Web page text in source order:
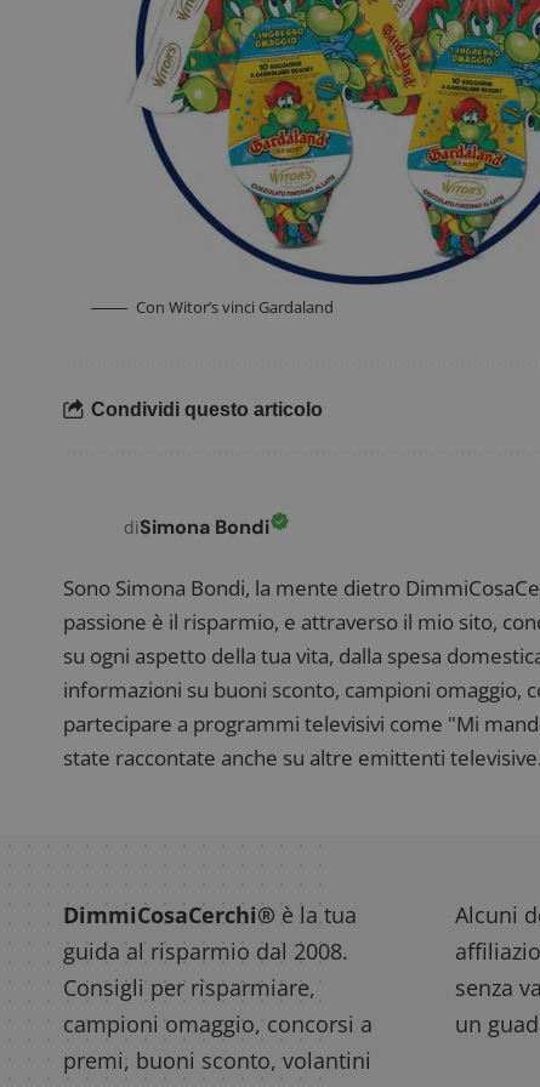
Con Witor’s vinci Gardaland
Condividi questo articolo
diSimona Bondi
Sono Simona Bondi, la mente dietro
passione è il risparmio, e attraverso il mio sito,
su ogni aspetto della tua vita, dalla spesa
informazioni su buoni sconto, campioni omaggio,
partecipare a programmi televisivi come "Mi
state raccontate anche su altre emittenti
DimmiCosaCerchi® è la tua
guida al risparmio dal 2008.
Consigli per risparmiare,
campioni omaggio, concorsi a
premi, buoni sconto, volantini
Alcuni
senza
un
_pk_ses.1.938b
FCCDCF
__eoi